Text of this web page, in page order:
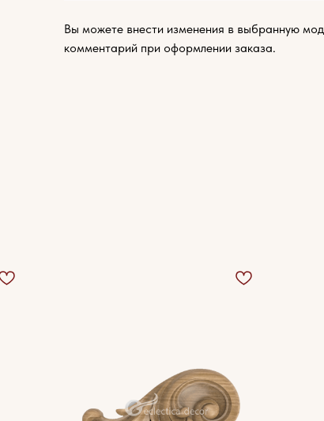
Вы можете внести изменения в выбранную
комментарий при оформлении заказа.